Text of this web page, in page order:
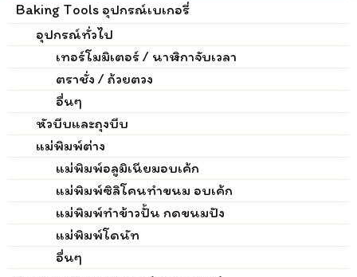
Baking Tools อุปกรณ์เบเกอรี่
อุปกรณ์ทั่วไป
เทอร์โมมิเตอร์ / นาฬิกาจับเวลา
ตราชั่ง / ถ้วยตวง
อื่นๆ
หัวบีบและถุงบีบ
แม่พิมพ์ต่าง
แม่พิมพ์อลูมิเนียมอบเค้ก
แม่พิมพ์ซิลิโคนทำขนม อบเค้ก
แม่พิมพ์ทำข้าวปั้น กดขนมปัง
แม่พิมพ์โดนัท
อื่นๆ